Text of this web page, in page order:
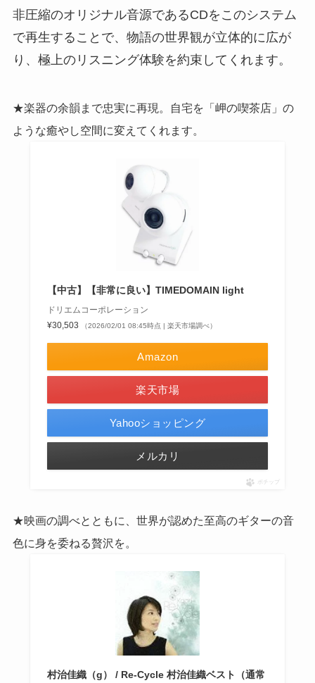
非圧縮のオリジナル音源であるCDをこのシステム
で再生することで、物語の世界観が立体的に広が
り、極上のリスニング体験を約束してくれます。
★楽器の余韻まで忠実に再現。自宅を「岬の喫茶店」の
ような癒やし空間に変えてくれます。
【中古】【非常に良い】TIMEDOMAIN light
ドリエムコーポレーション
¥30,503
（2026/02/01 08:45時点 | 楽天市場調べ）
Amazon
楽天市場
Yahooショッピング
メルカリ
ポチップ
★映画の調べとともに、世界が認めた至高のギターの音
色に身を委ねる贅沢を。
村治佳織（g） / Re-Cycle 村治佳織ベスト（通常